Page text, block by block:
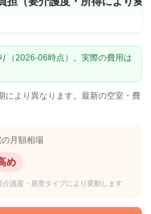
（2026-06時点）。実際の費用は
より異なります。最新の空室・費
月額相場
め
護度・居室タイプにより変動します